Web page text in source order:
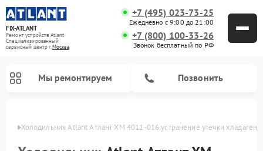
FIX-ATLANT
Ремонт устройств Atlant
Специализированный
cервисный центр г.Москва
+7 (495) 023-73-25
Ежедневно с 9:00 до 21:00
+7 (800) 100-33-26
Звонок бесплатный по РФ
Мы ремонтируем Позвонить
Холодильник Atlant Атлант ХМ 4011-016 устранение утечки